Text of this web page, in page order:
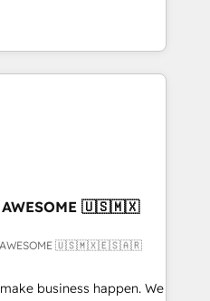
clients to
digital and fuel their
inefficiencies, improve
systems, and
• CRM
Integration • Digital
• RevOps &
What
into your
specialise in
AWESOME 🇺🇸🇲🇽
is AWESOME 🇺🇸🇲🇽🇪🇸🇦🇷
business happen. We